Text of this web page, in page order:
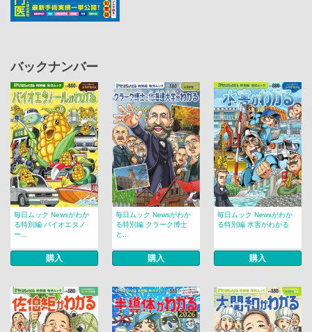
バックナンバー
毎日ムック Newsがわか
る特別編 バイオエタノ
ー...
購入
毎日ムック Newsがわか
る特別編 クラーク博士
と...
購入
毎日ムック Newsがわか
る特別編 水害がわかる
購入